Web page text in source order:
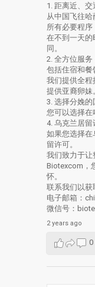
1. 距离近、交
从中国飞往哈
所有必要程
在不到一天的
同。
2. 全方位服务
包括住宿和餐
我们提供全程
提供亚裔卵妹。
3. 选择分娩的
您可以选择在
4. 乌克兰居留
如果您选择在
留许可。
我们致力于让
Biotexcom，
怀。
联系我们以获
电子邮箱：
微信号：
2 years ago
0